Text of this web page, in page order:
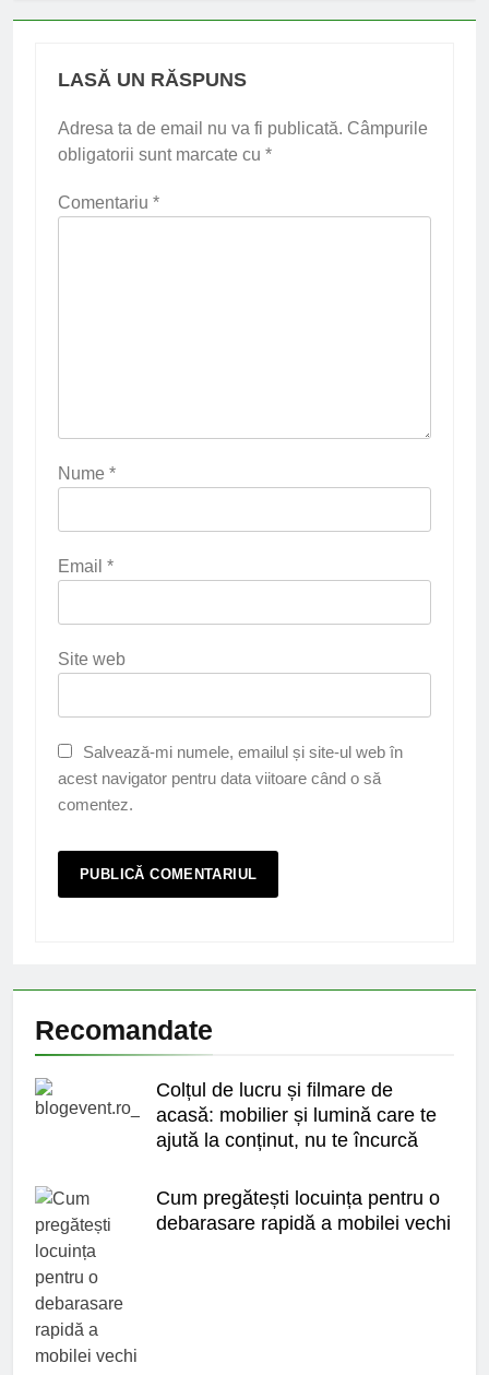
LASĂ UN RĂSPUNS
Adresa ta de email nu va fi publicată. Câmpurile
obligatorii sunt marcate cu *
Comentariu *
Nume *
Email *
Site web
Salvează-mi numele, emailul și site-ul web în
acest navigator pentru data viitoare când o să
comentez.
Recomandate
Colțul de lucru și filmare de
acasă: mobilier și lumină care te
ajută la conținut, nu te încurcă
Cum pregătești locuința pentru o
debarasare rapidă a mobilei vechi